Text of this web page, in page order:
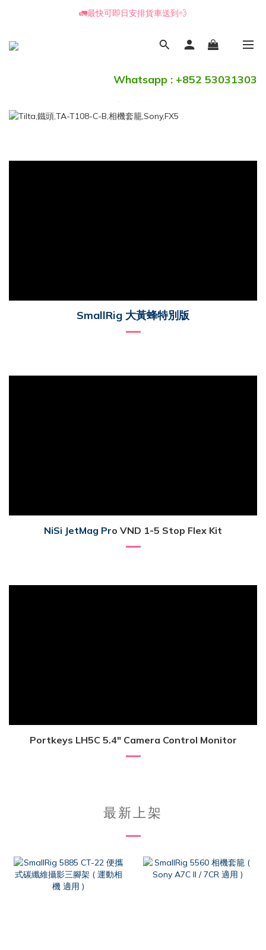
📒🖋️報價單 / 採購表格🖋️📒
🚛最快可即日安排貨車送到💨
📒🖋️報價單 / 採購表格🖋️📒
Whatsapp : +852 53031303
SmallRig 大黃蜂特別版
NiSi JetMag Pro VND 1-5 Stop Flex Kit
Portkeys LH5C 5.4″ Camera Control Monitor
最新上架